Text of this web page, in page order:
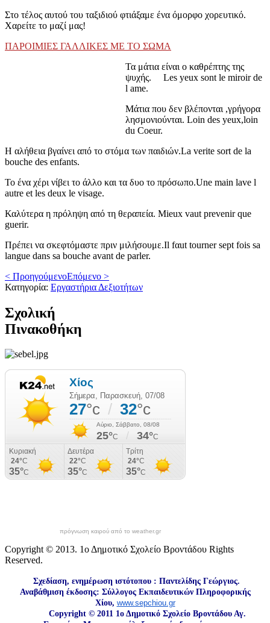
Στο τέλος αυτού του ταξιδιού φτιάξαμε ένα όμορφο χορευτικό.
Χαρείτε το μαζί μας!
ΠΑΡΟΙΜΙΕΣ ΓΑΛΛΙΚΕΣ ΜΕ ΤΟ ΣΩΜΑ
Τα μάτια είναι ο καθρέπτης της
ψυχής. Les yeux sont le miroir de
l ame.
Μάτια που δεν βλέπονται ,γρήγορα
λησμονιούνται. Loin des yeux,loin
du Coeur.
Η αλήθεια βγαίνει από το στόμα των παιδιών.La verite sort de la
bouche des enfants.
Το ένα χέρι νίβει το άλλο και τα δυο το πρόσωπο.Une main lave l
autre et les deux le visage.
Καλύτερα η πρόληψη από τη θεραπεία. Mieux vaut prevenir que
guerir.
Πρέπει να σκεφτόμαστε πριν μιλήσουμε.Il fαut tourner sept fois sa
langue dans sa bouche avant de parler.
< ΠροηγούμενοΕπόμενο >
Κατηγορία: Εργαστήρια Δεξιοτήτων
Σχολική
Πινακοθήκη
πρόγνωση καιρού από το weather.gr
Copyright © 2013. 1ο Δημοτικό Σχολείο Βροντάδου Rights
Reserved.
Σχεδίαση, ενημέρωση ιστότοπου : Παντελίδης Γεώργιος.
Αναβάθμιση έκδοσης: Σύλλογος Εκπαιδευτικών Πληροφορικής
Χίου, www.sepchiou.gr
Copyright © 2011 1ο Δημοτικό Σχολείο Βροντάδου Αγ.